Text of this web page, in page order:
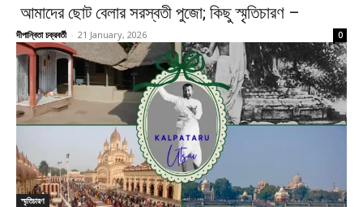
আমাদের ছোট বেলার সরস্বতী পুজো; কিছু স্মৃতিচারণ –
দীপান্বিতা চক্রবর্তী - 21 January, 2026 0
স্মৃতিচারণ